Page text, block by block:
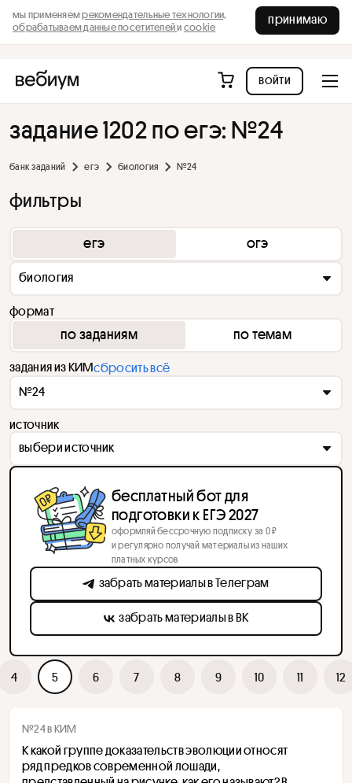
мы применяемрекомендательные технологии,
обрабатываем данные посетителейи cookie
принимаю
войти
задание 1202 по егэ: №24
банк заданий егэ биология №24
фильтры
егэ огэ
биология
формат
по заданиям по темам
задания из КИМсбросить всё
№24
источник
выбери источник
4 5 6 7 8 9 10 11 12
№24 в КИМ
К какой группе доказательств эволюции относят
ряд предков современной лошади,
бесплатный бот для
подготовки к ЕГЭ 2027
оформляй бессрочную подписку за 0 ₽
и регулярно получай материалы из наших
платных курсов
забрать материалы в Телеграм
забрать материалы в ВК